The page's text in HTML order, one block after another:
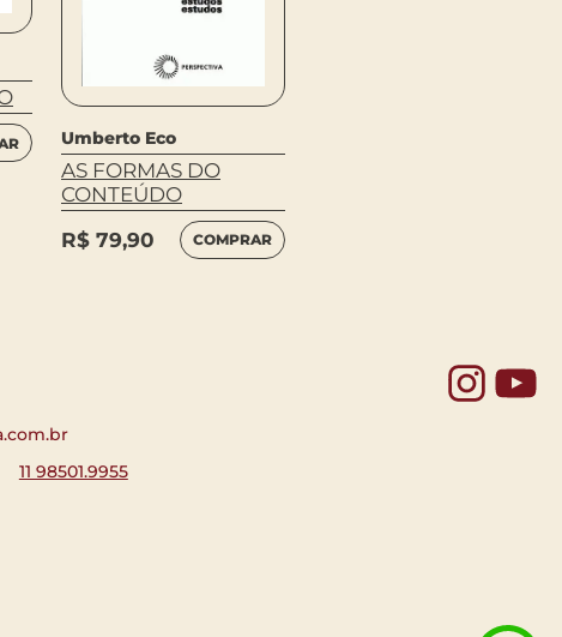
Umberto Eco
AS FORMAS DO
CONTEÚDO
R$ 79,90 COMPRAR
11 98501.9955